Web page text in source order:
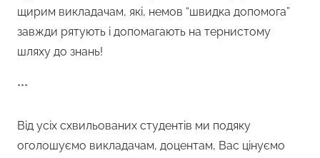
щирим викладачам, які, немов “швидка допомога”
завжди рятують і допомагають на тернистому
шляху до знань!
***
Від усіх схвильованих студентів ми подяку
оголошуємо викладачам, доцентам, Вас цінуємо